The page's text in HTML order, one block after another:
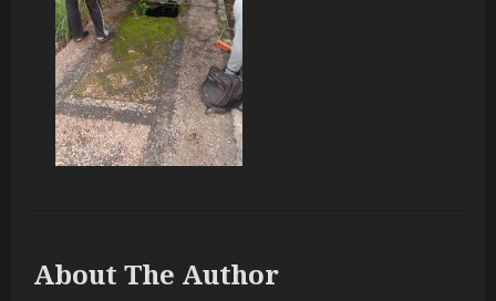
About The Author